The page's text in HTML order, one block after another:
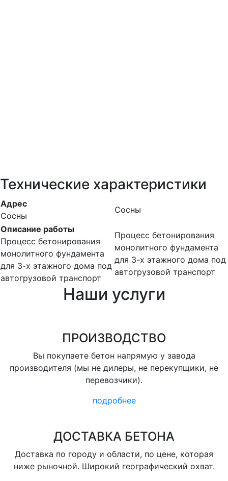
Технические характеристики
Адрес
Сосны
Сосны
Описание работы
Процесс бетонирования
монолитного фундамента
для 3-х этажного дома под
автогрузовой транспорт
Процесс бетонирования
монолитного фундамента
для 3-х этажного дома под
автогрузовой транспорт
Наши услуги
ПРОИЗВОДСТВО
Вы покупаете бетон напрямую у завода
производителя (мы не дилеры, не перекупщики, не
перевозчики).
подробнее
ДОСТАВКА БЕТОНА
Доставка по городу и области, по цене, которая
ниже рыночной. Широкий географический охват.